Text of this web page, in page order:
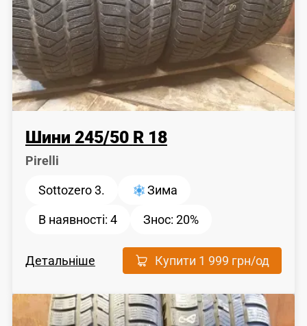
Шини 245/50 R 18
Pirelli
Sottozero 3. Зима
В наявності: 4 Знос:20%
Детальніше Купити 1 999 грн/од